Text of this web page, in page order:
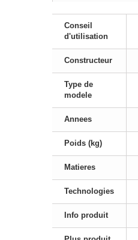
Conseil
d'utilisation
Constructeur
Type de
modele
Annees
Poids (kg)
Matieres
Technologies
Info produit